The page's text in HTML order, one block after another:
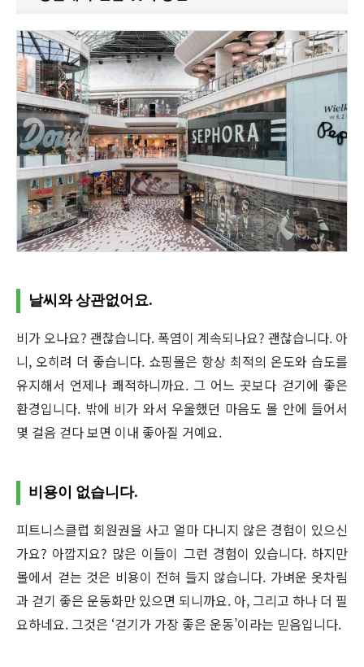
날씨와 상관없어요.
비가 오나요? 괜찮습니다. 폭염이 계속되나요? 괜찮습니다. 아
니, 오히려 더 좋습니다. 쇼핑몰은 항상 최적의 온도와 습도를
유지해서 언제나 쾌적하니까요. 그 어느 곳보다 걷기에 좋은
환경입니다. 밖에 비가 와서 우울했던 마음도 몰 안에 들어서
몇 걸음 걷다 보면 이내 좋아질 거예요.
비용이 없습니다.
피트니스클럽 회원권을 사고 얼마 다니지 않은 경험이 있으신
가요? 아깝지요? 많은 이들이 그런 경험이 있습니다. 하지만
몰에서 걷는 것은 비용이 전혀 들지 않습니다. 가벼운 옷차림
과 걷기 좋은 운동화만 있으면 되니까요. 아, 그리고 하나 더 필
요하네요. 그것은 ‘걷기가 가장 좋은 운동’이라는 믿음입니다.